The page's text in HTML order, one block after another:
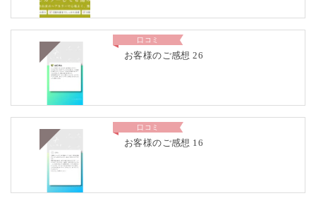
口コミ
お客様のご感想 26
口コミ
お客様のご感想 16